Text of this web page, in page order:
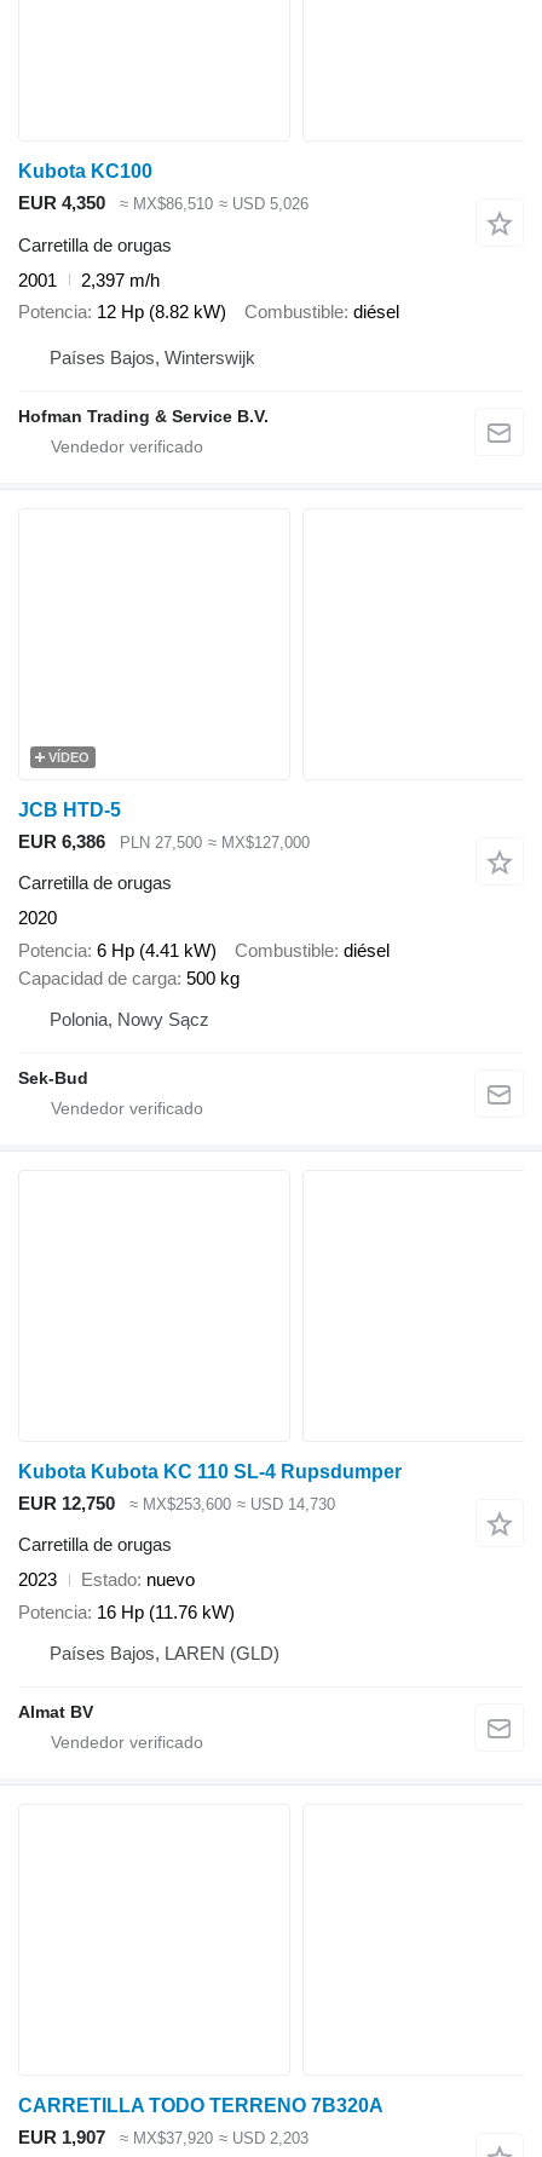
Kubota KC100
EUR 4,350
≈ MX$86,510 ≈ USD 5,026
Carretilla de orugas
2001
2,397 m/h
Potencia 12 Hp (8.82 kW) Combustible diésel
Países Bajos, Winterswijk
Hofman Trading & Service B.V.
VÍDEO
JCB HTD-5
EUR 6,386
PLN 27,500 ≈ MX$127,000
Carretilla de orugas
2020
Potencia 6 Hp (4.41 kW) Combustible diésel
Capacidad de carga 500 kg
Polonia, Nowy Sącz
Sek-Bud
Kubota Kubota KC 110 SL-4 Rupsdumper
EUR 12,750
≈ MX$253,600 ≈ USD 14,730
Carretilla de orugas
2023
Estado nuevo
Potencia 16 Hp (11.76 kW)
Países Bajos, LAREN (GLD)
Almat BV
CARRETILLA TODO TERRENO 7B320A
EUR 1,907
≈ MX$37,920 ≈ USD 2,203